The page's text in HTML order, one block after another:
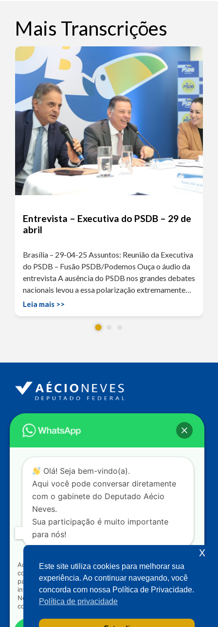
Mais Transcrições
Entrevista – Executiva do PSDB – 29 de
abril
Brasília – 29-04-25 Assuntos: Reunião da Executiva
do PSDB – Fusão PSDB/Podemos Ouça o áudio da
entrevista A ausência do PSDB nos grandes debates
nacionais levou a essa polarização extremamente…
Leia mais >>
Endereço
Câmara dos Deputados
Ed. Principal, Ala C – Gabinete
Contato
dep.aecioneves@camara.leg.br
+55 (61) 3215-5964
+55 (31) 3261-0121
+55 (31) 97150-0834
Nossas redes
Acompanhe o meu mandato
Olá! Seja bem-vindo(a).
Aqui você pode conversar diretamente
com o gabinete do Deputado Aécio
Neves.
Sua participação é muito importante
para nós!
Ao clicar para iniciar o contato pelo WhatsApp, você
concorda que seus dados serão utilizados exclusivamente
para atendimento relacionado às demandas, sugestões ou
informações referentes ao mandato do Deputado Aécio
Neves. Seus dados serão tratados com sigilo e não serão
compartilhados com terceiros.
Este site utiliza cookies para melhorar sua
experiência. Ao continuar navegando, você
concorda com nossa Política de Privacidade.
Política de privacidade
x